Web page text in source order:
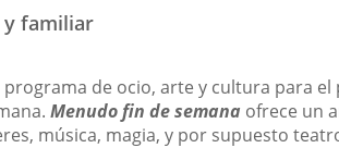
y familiar
programa de ocio, arte y cultura para
Menudo fin de semana ofrece un
música, magia, y por supuesto